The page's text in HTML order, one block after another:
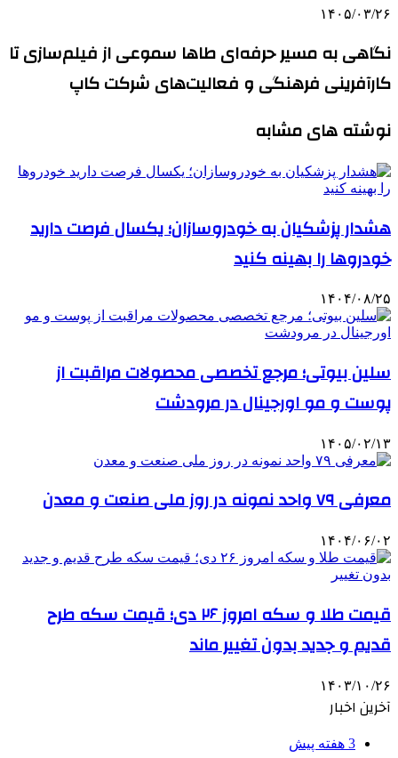
۱۴۰۵/۰۳/۲۶
نگاهی به مسیر حرفه‌ای طاها سموعی از فیلم‌سازی تا
کارآفرینی فرهنگی و فعالیت‌های شرکت کاپ
نوشته های مشابه
هشدار پزشکیان به خودروسازان؛ یکسال فرصت دارید
خودروها را بهینه کنید
۱۴۰۴/۰۸/۲۵
سلین بیوتی؛ مرجع تخصصی محصولات مراقبت از
پوست و مو اورجینال در مرودشت
۱۴۰۵/۰۲/۱۳
معرفی ۷۹ واحد نمونه در روز ملی صنعت و معدن
۱۴۰۴/۰۶/۰۲
قیمت طلا و سکه امروز ۲۶ دی؛ قیمت سکه طرح
قدیم و جدید بدون تغییر ماند
۱۴۰۳/۱۰/۲۶
آخرین اخبار
3 هفته پیش